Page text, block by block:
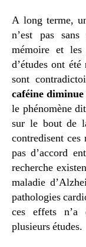
A long terme,
n’est pas
mémoire et les
d’études ont
sont
caféine
le phénomène
sur le bout de
contredisent ces
pas d’accord
recherche
maladie
pathologies
ces effets n’a
plusieurs études.